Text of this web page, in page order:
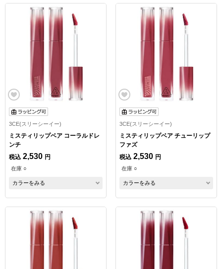
3CE(スリーシーイー)
ミスティリップベア コーラルドレ
ンチ
税込 2,530 円
在庫 ○
カラーをみる
3CE(スリーシーイー)
ミスティリップベア チューリップ
ファズ
税込 2,530 円
在庫 ○
カラーをみる